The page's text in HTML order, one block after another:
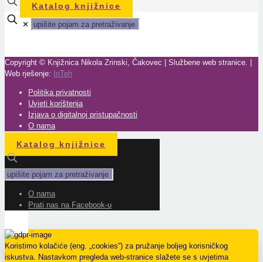
Katalog knjižnice
✕
Copyright © Knjižnica Nikola Zrinski, Čakovec | Službene web stranice. |
Web rješenje:
InTeh
Politika privatnosti
Uvjeti korištenja
Izjava o digitalnoj pristupačnosti
O nama
Katalog knjižnice
O nama
Prati nas na Facebook-u
Koristimo kolačiće (eng. „cookies“) za pružanje boljeg korisničkog
iskustva. Nastavkom pregleda web-stranice slažete se s uvjetima